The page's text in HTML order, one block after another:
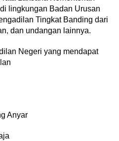
lingkungan Badan Urusan
Tingkat Banding dari
dan undangan lainnya.
Negeri yang mendapat
Anyar